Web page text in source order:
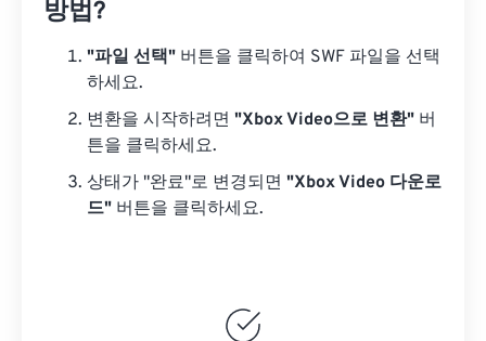
방법?
"파일 선택" 버튼을 클릭하여 SWF 파일을 선택
하세요.
변환을 시작하려면 "Xbox Video으로 변환" 버
튼을 클릭하세요.
상태가 "완료"로 변경되면 "Xbox Video 다운로
드" 버튼을 클릭하세요.